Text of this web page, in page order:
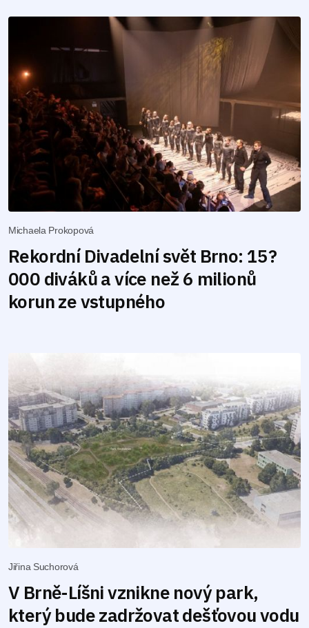
Michaela Prokopová
Rekordní Divadelní svět Brno: 15?
000 diváků a více než 6 milionů
korun ze vstupného
Jiřina Suchorová
V Brně-Líšni vznikne nový park,
který bude zadržovat dešťovou vodu